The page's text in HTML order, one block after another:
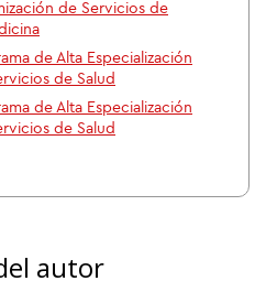
de Servicios de
de Alta Especialización
de Salud
de Alta Especialización
de Salud
autor